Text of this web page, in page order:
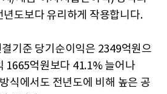
도보다 유리하게 작용합니다.
결기준 당기순이익은 2349억원으
1665억원보다 41.1% 늘어나
식에서도 전년도에 비해 높은 공